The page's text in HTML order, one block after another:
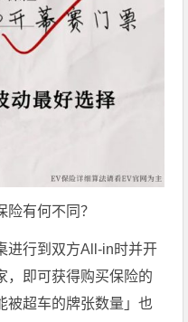
有何不同？
进行到双方All-in时并开
，即可获得购买保险的
被超车的牌张数量」也